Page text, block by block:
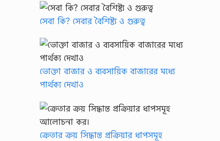
সেবা কি? সেবার বৈশিষ্ট্য ও গুরুত্ব
ভোক্তা বাজার ও ব্যবসায়িক বাজারের মধ্যে
পার্থক্য দেখাও
ক্রেতার ক্রয় সিদ্ধান্ত প্রক্রিয়ার ধাপসমূহ